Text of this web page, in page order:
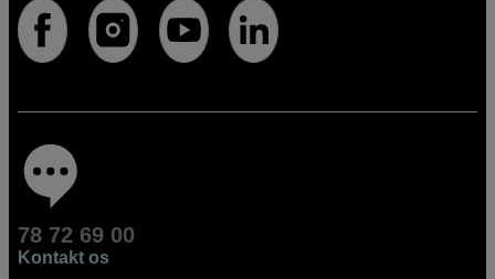
78 72 69 00
Kontakt os